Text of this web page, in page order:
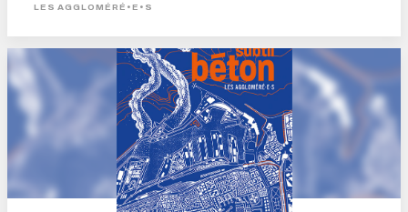
LES AGGLOMÉRÉ•E•S